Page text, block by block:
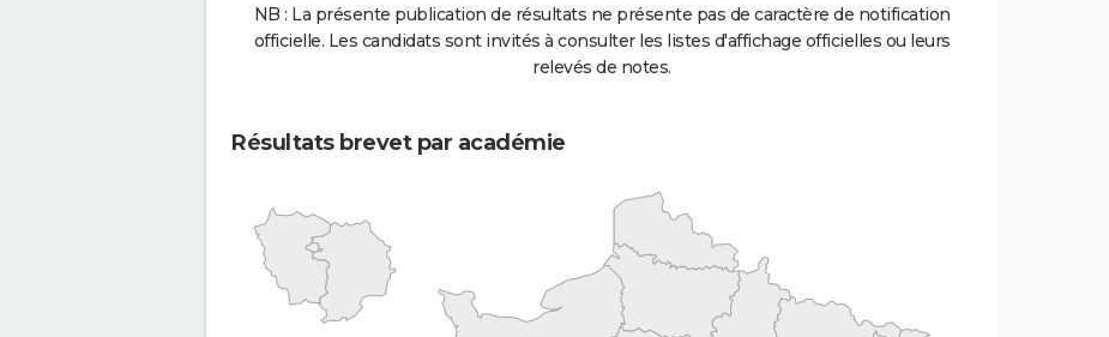
NB : La présente publication de résultats ne présente pas de caractère de notification
officielle. Les candidats sont invités à consulter les listes d'affichage officielles ou leurs
relevés de notes.
Résultats brevet par académie